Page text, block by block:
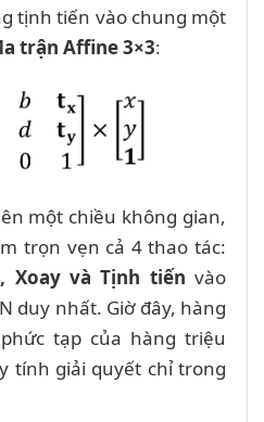
tịnh tiến vào chung một
trận Affine 3×3:
một chiều không gian,
trọn vẹn cả 4 thao tác:
Xoay và Tịnh tiến vào
duy nhất. Giờ đây, hàng
tạp của hàng triệu
tính giải quyết chỉ trong